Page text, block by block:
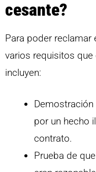
cesante?
Para poder reclamar
varios requisitos
incluyen:
por un hecho
contrato.
Prueba de